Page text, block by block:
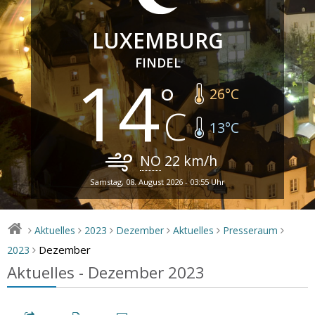
LUXEMBURG
FINDEL
14 26°C
13°C
NO 22 km/h
Samstag, 08. August 2026 - 03:55 Uhr
> Aktuelles > 2023 > Dezember > Aktuelles > Presseraum >
2023 > Dezember
Aktuelles - Dezember 2023